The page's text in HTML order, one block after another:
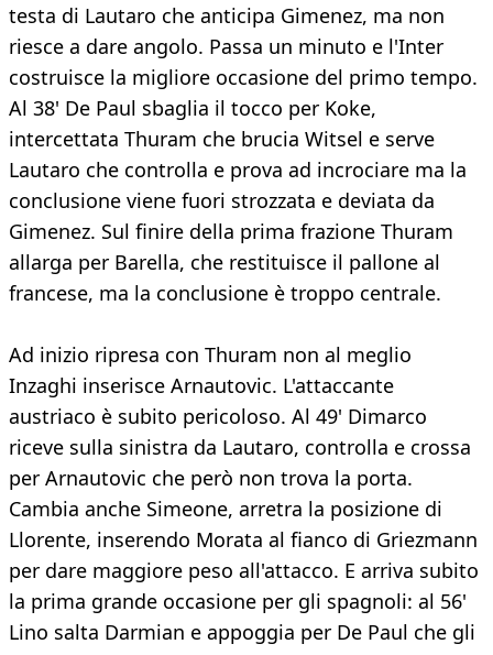
testa di Lautaro che anticipa Gimenez, ma non
riesce a dare angolo. Passa un minuto e l'Inter
costruisce la migliore occasione del primo tempo.
Al 38' De Paul sbaglia il tocco per Koke,
intercettata Thuram che brucia Witsel e serve
Lautaro che controlla e prova ad incrociare ma la
conclusione viene fuori strozzata e deviata da
Gimenez. Sul finire della prima frazione Thuram
allarga per Barella, che restituisce il pallone al
francese, ma la conclusione è troppo centrale.
Ad inizio ripresa con Thuram non al meglio
Inzaghi inserisce Arnautovic. L'attaccante
austriaco è subito pericoloso. Al 49' Dimarco
riceve sulla sinistra da Lautaro, controlla e crossa
per Arnautovic che però non trova la porta.
Cambia anche Simeone, arretra la posizione di
Llorente, inserendo Morata al fianco di Griezmann
per dare maggiore peso all'attacco. E arriva subito
la prima grande occasione per gli spagnoli: al 56'
Lino salta Darmian e appoggia per De Paul che gli